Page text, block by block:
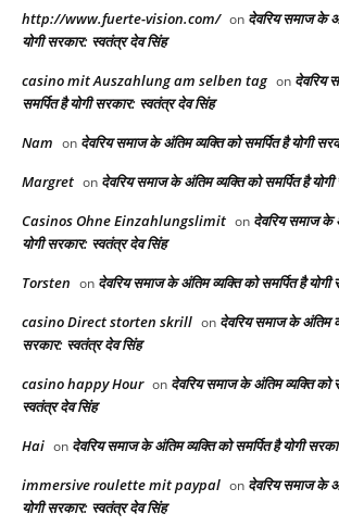
http://www.fuerte-vision.com/ on देवरिय समाज के
योगी सरकार: स्वतंत्र देव सिंह
casino mit Auszahlung am selben tag on देवरिय
समर्पित है योगी सरकार: स्वतंत्र देव सिंह
Nam on देवरिय समाज के अंतिम व्यक्ति को समर्पित है योगी
Margret on देवरिय समाज के अंतिम व्यक्ति को समर्पित है
Casinos Ohne Einzahlungslimit on देवरिय समाज के
योगी सरकार: स्वतंत्र देव सिंह
Torsten on देवरिय समाज के अंतिम व्यक्ति को समर्पित है
casino Direct storten skrill on देवरिय समाज के अंतिम
सरकार: स्वतंत्र देव सिंह
casino happy Hour on देवरिय समाज के अंतिम व्यक्ति को
स्वतंत्र देव सिंह
Hai on देवरिय समाज के अंतिम व्यक्ति को समर्पित है योगी
immersive roulette mit paypal on देवरिय समाज के
योगी सरकार: स्वतंत्र देव सिंह